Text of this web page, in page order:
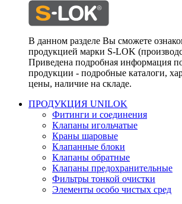
В данном разделе Вы сможете
продукцией марки S-LOK
Приведена подробная информация
продукции - подробные каталоги,
цены, наличие на складе.
ПРОДУКЦИЯ UNILOK
Фитинги и соединения
Клапаны игольчатые
Краны шаровые
Клапанные блоки
Клапаны обратные
Клапаны предохранительные
Фильтры тонкой очистки
Элементы особо чистых сред